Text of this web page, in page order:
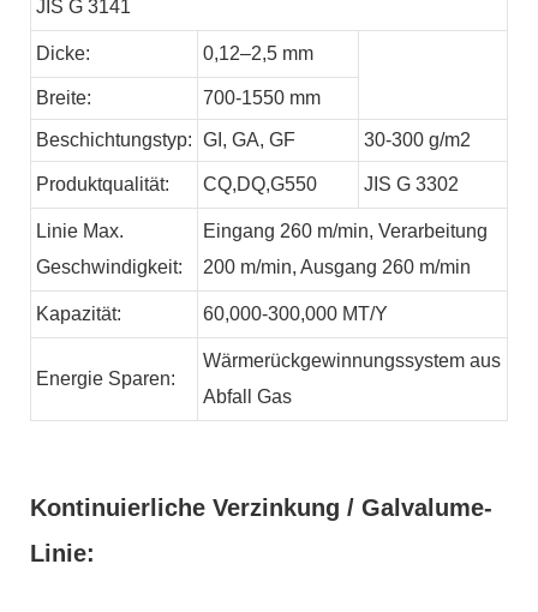
JIS G 3141
Dicke: 0,12–2,5 mm
Breite: 700-1550 mm
Beschichtungstyp: GI, GA, GF 30-300 g/m2
Produktqualität: CQ,DQ,G550 JIS G 3302
Linie Max.
Geschwindigkeit:
Eingang 260 m/min, Verarbeitung
200 m/min, Ausgang 260 m/min
Kapazität: 60,000-300,000 MT/Y
Energie Sparen:
Wärmerückgewinnungssystem aus
Abfall Gas
Kontinuierliche Verzinkung / Galvalume-
Linie: